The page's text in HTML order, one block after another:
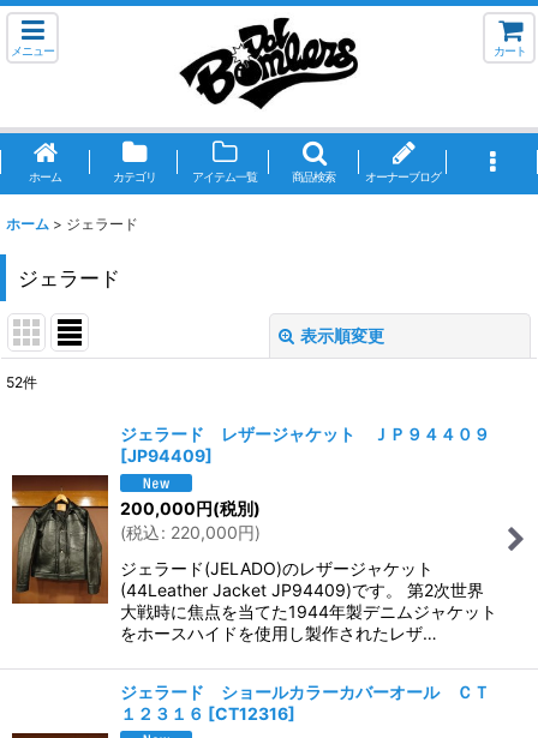
メニュー カート
ホーム カテゴリ アイテム一覧 商品検索 オーナーブログ
ホーム > ジェラード
ジェラード
表示順変更
表示数:
並び順:
絞り込む
52件
ジェラード レザージャケット ＪＰ９４４０９
[JP94409]
200,000円(税別)
(税込: 220,000円)
ジェラード(JELADO)のレザージャケット
(44Leather Jacket JP94409)です。 第2次世界
大戦時に焦点を当てた1944年製デニムジャケット
をホースハイドを使用し製作されたレザ…
ジェラード ショールカラーカバーオール ＣＴ
１２３１６ [CT12316]